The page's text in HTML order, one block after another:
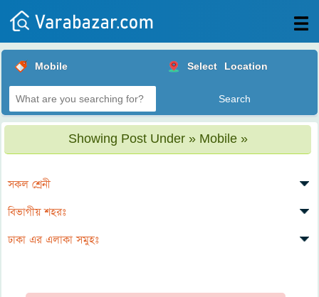
Posts
Login
Mobile Select Location
Showing Post Under » Mobile »
সকল শ্রেনী
বিভাগীয় শহরঃ
ঢাকা এর এলাকা সমুহঃ